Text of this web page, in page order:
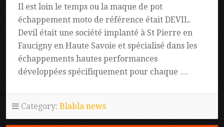
Il est loin le temps ou la maque de pot
échappement moto de référence était DEVIL.
Devil était une société implanté à St Pierre en
Faucigny en Haute Savoie et spécialisé dans les
échappements hautes performances
développées spécifiquement pour chaque …
Category: Blabla news